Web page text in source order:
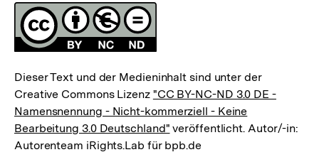
Fussnoten
Lizenz
Dieser Text und der Medieninhalt sind unter der
Creative Commons Lizenz "CC BY-NC-ND 3.0 DE -
Namensnennung - Nicht-kommerziell - Keine
Bearbeitung 3.0 Deutschland" veröffentlicht. Autor/-in:
Autorenteam iRights.Lab für bpb.de